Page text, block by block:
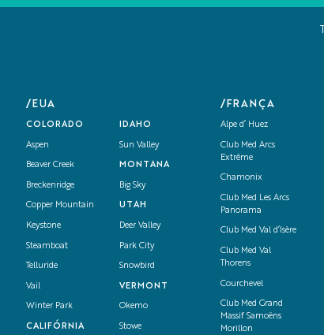
/EUA
COLORADO
Aspen
Beaver Creek
Breckenridge
Copper Mountain
Keystone
Steamboat
Telluride
Vail
Winter Park
CALIFÓRNIA
IDAHO
Sun Valley
MONTANA
Big Sky
UTAH
Deer Valley
Park City
Snowbird
VERMONT
Okemo
Stowe
/FRANÇA
Alpe d’ Huez
Club Med Arcs
Extrême
Chamonix
Club Med Les Arcs
Panorama
Club Med Val d’Isère
Club Med Val
Thorens
Courchevel
Club Med Grand
Massif Samoëns
Morillon